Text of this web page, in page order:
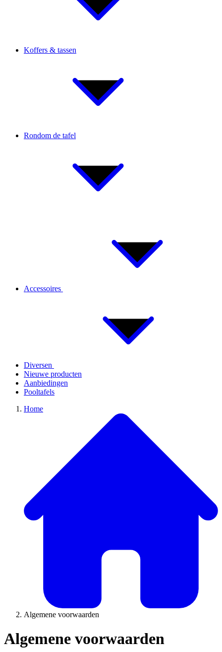
Koffers & tassen
Rondom de tafel
Accessoires
Diversen
Nieuwe producten
Aanbiedingen
Pooltafels
Home
Algemene voorwaarden
Algemene voorwaarden